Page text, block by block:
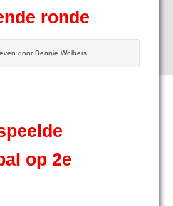
ronde
door Bennie Wolbers
op 2e